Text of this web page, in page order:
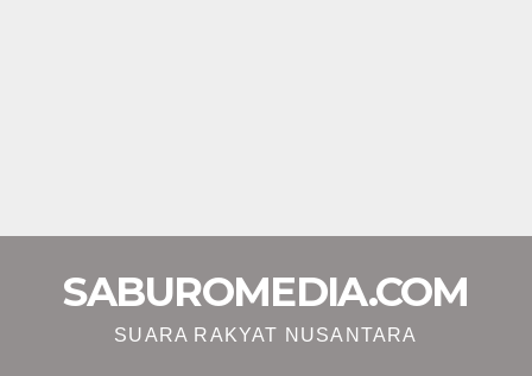
SABUROMEDIA.COM
SUARA RAKYAT NUSANTARA